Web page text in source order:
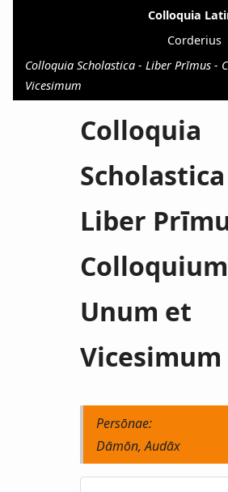
Colloquia
Corderius
Colloquia Scholastica - Liber Prīmus -
Vicesimum
Colloquia
Liber
Colloquium
Unum et
Vicesimum
Persōnae:
Dāmōn, Audāx